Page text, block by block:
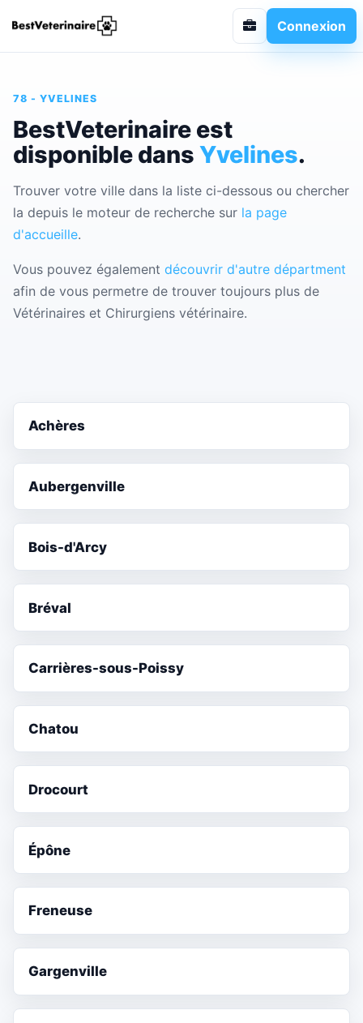
Connexion
78 - YVELINES
BestVeterinaire est
disponible dans Yvelines.
Trouver votre ville dans la liste ci-dessous ou chercher
la depuis le moteur de recherche sur la page
d'accueille.
Vous pouvez également découvrir d'autre départment
afin de vous permetre de trouver toujours plus de
Vétérinaires et Chirurgiens vétérinaire.
Achères
Aubergenville
Bois-d'Arcy
Bréval
Carrières-sous-Poissy
Chatou
Drocourt
Épône
Freneuse
Gargenville